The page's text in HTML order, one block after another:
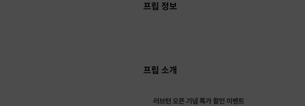
프립 정보
프립 소개
러브턴 오픈 기념 특가 할인 이벤트